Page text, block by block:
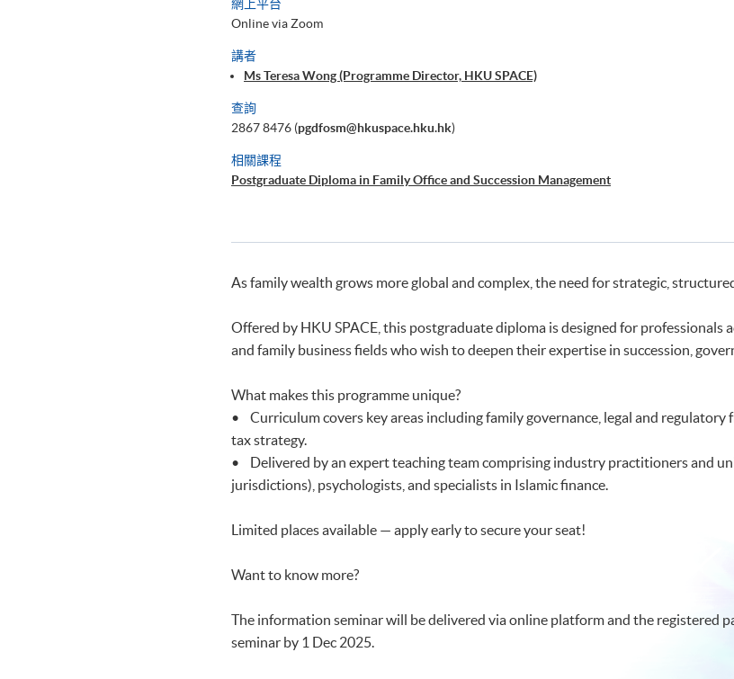
網上平台
Online via Zoom
講者
Ms Teresa Wong (Programme Director, HKU SPACE)
查詢
2867 8476 (pgdfosm@hkuspace.hku.hk)
相關課程
Postgraduate Diploma in Family Office and Succession Management
As family wealth grows more global and complex, the need for strategic,
Offered by HKU SPACE, this postgraduate diploma is designed for professionals
and family business fields who wish to deepen their expertise in succession,
What makes this programme unique?
• Curriculum covers key areas including family governance, legal and
tax strategy.
• Delivered by an expert teaching team comprising industry practitioners and
jurisdictions), psychologists, and specialists in Islamic finance.
Limited places available — apply early to secure your seat!
Want to know more?
The information seminar will be delivered via online platform and the
seminar by 1 Dec 2025.​